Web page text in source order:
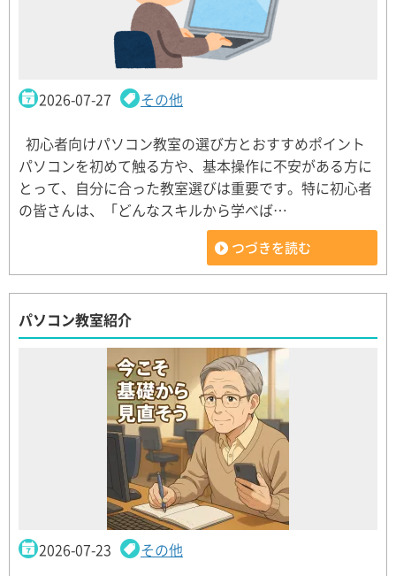
2026-07-27 その他
初心者向けパソコン教室の選び方とおすすめポイント
パソコンを初めて触る方や、基本操作に不安がある方に
とって、自分に合った教室選びは重要です。特に初心者
の皆さんは、「どんなスキルから学べば…
つづきを読む
パソコン教室紹介
2026-07-23 その他